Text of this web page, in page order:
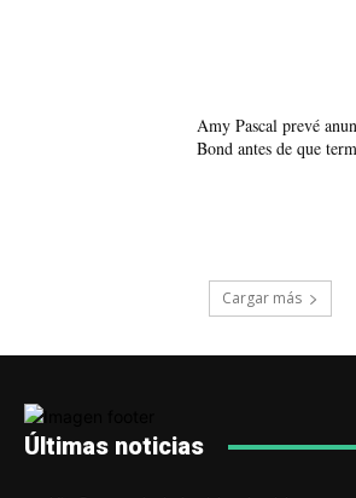
Amy Pascal prevé
Bond antes de que
Cargar más
Últimas noticias